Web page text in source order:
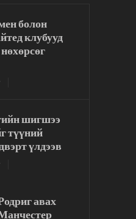
болон
клубууд
шигшээ
түүний
үлдээв
авах